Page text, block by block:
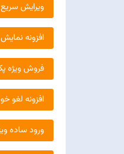
ویرایش
افزونه
فروش ویژه
افزونه لغو
ورود ساده